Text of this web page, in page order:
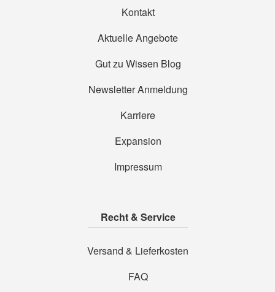
Kontakt
Aktuelle Angebote
Gut zu Wissen Blog
Newsletter Anmeldung
Karriere
Expansion
Impressum
Recht & Service
Versand & Lieferkosten
FAQ